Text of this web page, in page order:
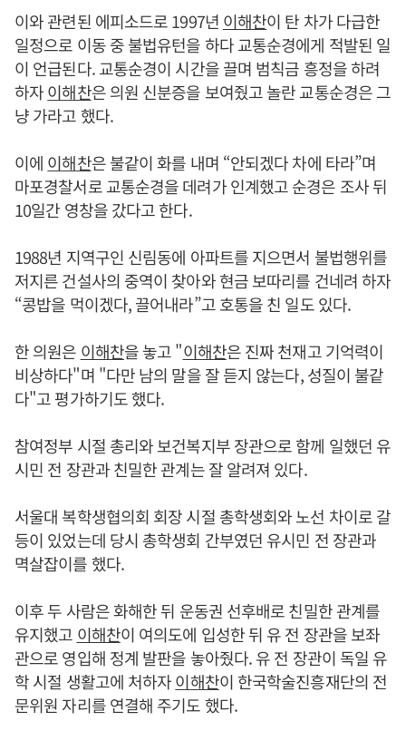
이와 관련된 에피소드로 1997년 이해찬이 탄 차가 다급한
일정으로 이동 중 불법유턴을 하다 교통순경에게 적발된 일
이 언급된다. 교통순경이 시간을 끌며 범칙금 흥정을 하려
하자이해찬은 의원 신분증을 보여줬고 놀란 교통순경은 그
냥 가라고 했다.
이에 이해찬은 불같이 화를 내며 “안되겠다 차에 타라”며
마포경찰서로 교통순경을 데려가 인계했고 순경은 조사 뒤
10일간 영창을 갔다고 한다.
1988년 지역구인 신림동에 아파트를 지으면서 불법행위를
저지른 건설사의 중역이 찾아와 현금 보따리를 건네려 하자
“콩밥을 먹이겠다, 끌어내라”고 호통을 친 일도 있다.
한 의원은 이해찬을 놓고 "이해찬은 진짜 천재고 기억력이
비상하다"며 "다만 남의 말을 잘 듣지 않는다, 성질이 불같
다"고 평가하기도 했다.
참여정부 시절 총리와 보건복지부 장관으로 함께 일했던 유
시민 전 장관과 친밀한 관계는 잘 알려져 있다.
서울대 복학생협의회 회장 시절 총학생회와 노선 차이로 갈
등이 있었는데 당시 총학생회 간부였던 유시민 전 장관과
멱살잡이를 했다.
이후 두 사람은 화해한 뒤 운동권 선후배로 친밀한 관계를
유지했고 이해찬이 여의도에 입성한 뒤 유 전 장관을 보좌
관으로 영입해 정계 발판을 놓아줬다. 유 전 장관이 독일 유
학 시절 생활고에 처하자이해찬이 한국학술진흥재단의 전
문위원 자리를 연결해 주기도 했다.